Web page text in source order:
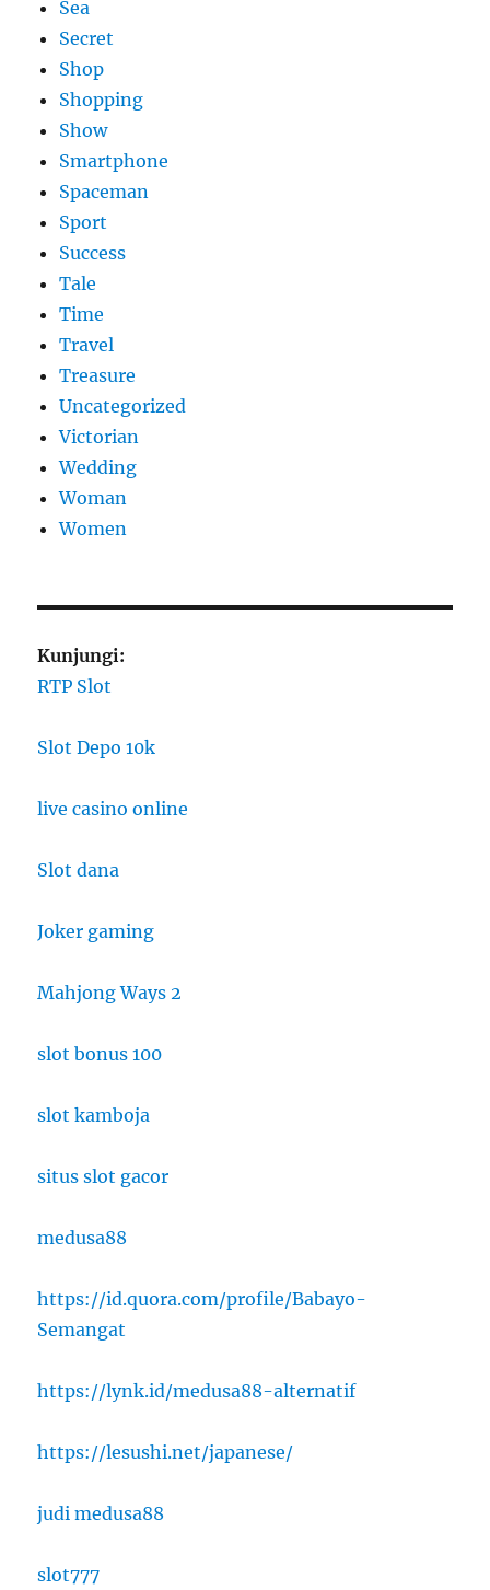
Sea
Secret
Shop
Shopping
Show
Smartphone
Spaceman
Sport
Success
Tale
Time
Travel
Treasure
Uncategorized
Victorian
Wedding
Woman
Women
Kunjungi:
RTP Slot
Slot Depo 10k
live casino online
Slot dana
Joker gaming
Mahjong Ways 2
slot bonus 100
slot kamboja
situs slot gacor
medusa88
https://id.quora.com/profile/Babayo-
Semangat
https://lynk.id/medusa88-alternatif
https://lesushi.net/japanese/
judi medusa88
slot777